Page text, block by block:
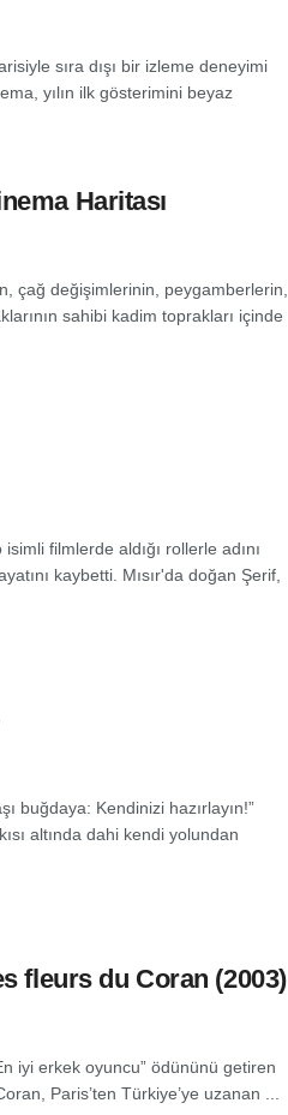
sıra dışı bir izleme deneyimi
yılın ilk gösterimini beyaz
Haritası
çağ değişimlerinin, peygamberlerin,
sahibi kadim toprakları içinde
filmlerde aldığı rollerle adını
kaybetti. Mısır'da doğan Şerif,
buğdaya: Kendinizi hazırlayın!”
altında dahi kendi yolundan
fleurs du Coran (2003)
iyi erkek oyuncu” ödününü getiren
Paris’ten Türkiye’ye uzanan ...